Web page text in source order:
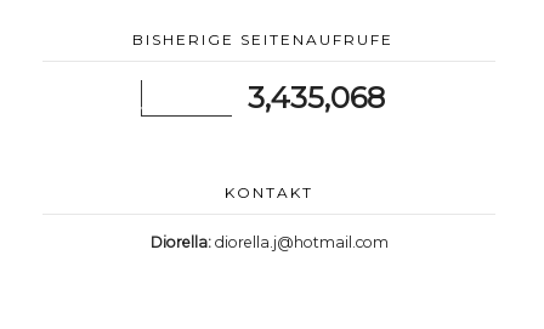
BISHERIGE SEITENAUFRUFE
3,435,068
KONTAKT
Diorella: diorella.j@hotmail.com